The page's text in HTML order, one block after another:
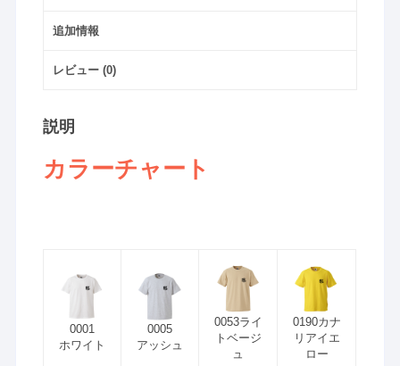
追加情報
レビュー (0)
説明
カラーチャート
0001
ホワイト
0005
アッシュ
0053ライ
トベージ
ュ
0190カナ
リアイエ
ロー